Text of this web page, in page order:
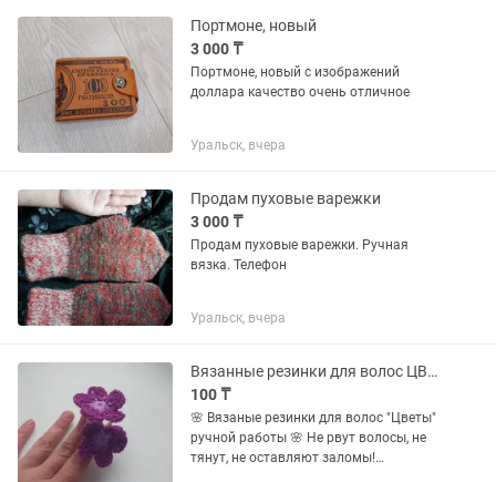
Портмоне, новый
3 000 ₸
Портмоне, новый с изображений
доллара качество очень отличное
Уральск, вчера
Продам пуховые варежки
3 000 ₸
Продам пуховые варежки. Ручная
вязка. Телефон
Уральск, вчера
Вязанные резинки для волос ЦВЕТЫ
100 ₸
🌸 Вязаные резинки для волос "Цветы"
ручной работы 🌸 Не рвут волосы, не
тянут, не оставляют заломы!